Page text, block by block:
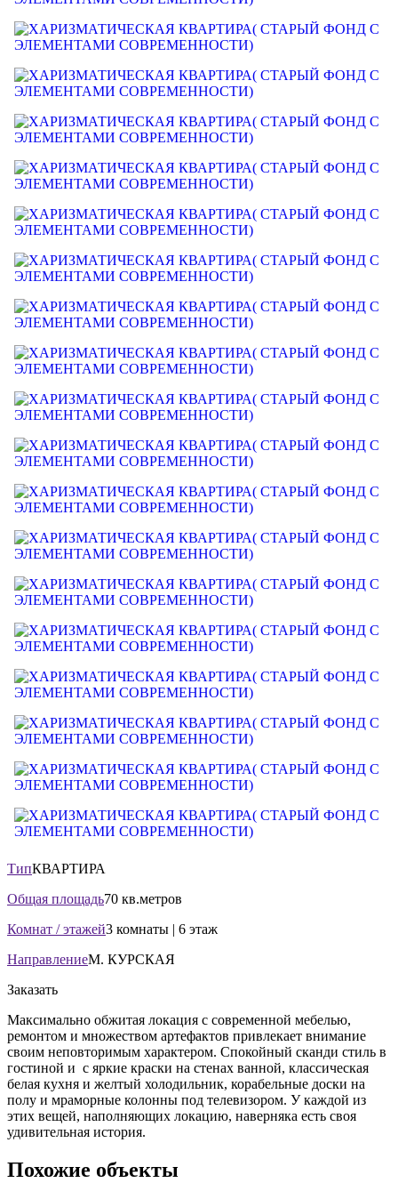
ТипКВАРТИРА
Общая площадь70 кв.метров
Комнат / этажей3 комнаты | 6 этаж
НаправлениеМ. КУРСКАЯ
Заказать
Максимально обжитая локация с современной мебелью,
ремонтом и множеством артефактов привлекает внимание
своим неповторимым характером. Спокойный сканди стиль в
гостиной и с яркие краски на стенах ванной, классическая
белая кухня и желтый холодильник, корабельные доски на
полу и мраморные колонны под телевизором. У каждой из
этих вещей, наполняющих локацию, наверняка есть своя
удивительная история.
Похожие объекты